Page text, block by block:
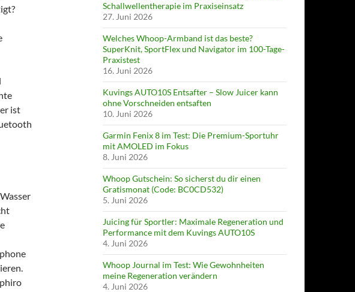
ist
Schallwellentherapie im Praxiseinsatz
27. Juni 2026
Welches Whoop-Armband ist das beste?
SuperKnit, SportFlex und Navigator im 100-Tage-
Praxistest
16. Juni 2026
Kuvings AUTO10S Entsafter – Slow Juicer kann
ohne Vorschneiden entsaften
10. Juni 2026
Garmin Fenix 8 im Test: Die Premium-Sportuhr
mit AMOLED im Fokus
8. Juni 2026
Whoop Gutschein: So sicherst du dir einen
Gratismonat (Code: BC0CD532)
5. Juni 2026
Juicing für Sportler: Maximale Regeneration und
Performance mit dem Kuvings AUTO10S
4. Juni 2026
Whoop Journal im Test: Wie Gewohnheiten
meine Regeneration verändern
4. Juni 2026